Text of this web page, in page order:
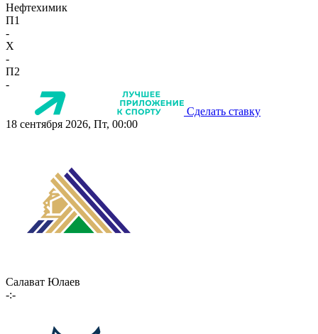
Нефтехимик
П1
-
X
-
П2
-
Сделать ставку
18 сентября 2026, Пт, 00:00
Салават Юлаев
-:-